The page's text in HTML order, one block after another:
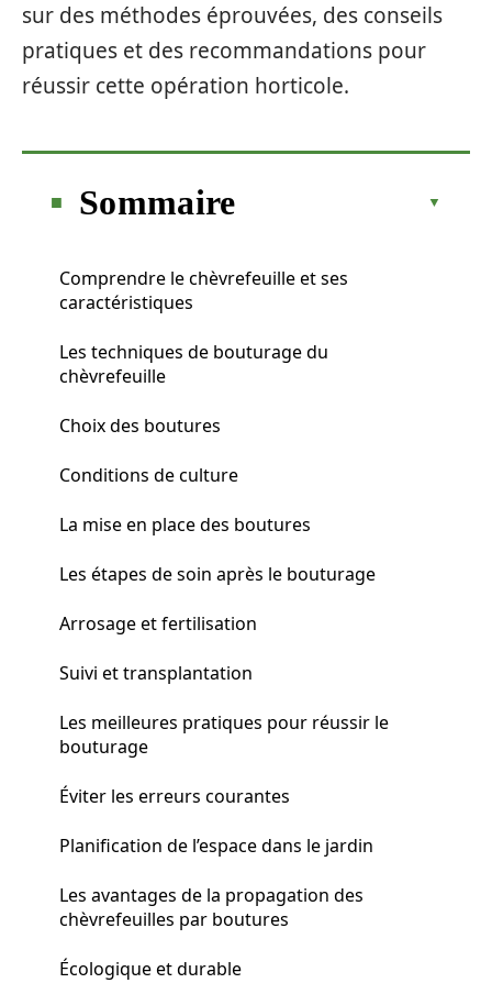
sur des méthodes éprouvées, des conseils
pratiques et des recommandations pour
réussir cette opération horticole.
Sommaire
Comprendre le chèvrefeuille et ses
caractéristiques
Les techniques de bouturage du
chèvrefeuille
Choix des boutures
Conditions de culture
La mise en place des boutures
Les étapes de soin après le bouturage
Arrosage et fertilisation
Suivi et transplantation
Les meilleures pratiques pour réussir le
bouturage
Éviter les erreurs courantes
Planification de l’espace dans le jardin
Les avantages de la propagation des
chèvrefeuilles par boutures
Écologique et durable